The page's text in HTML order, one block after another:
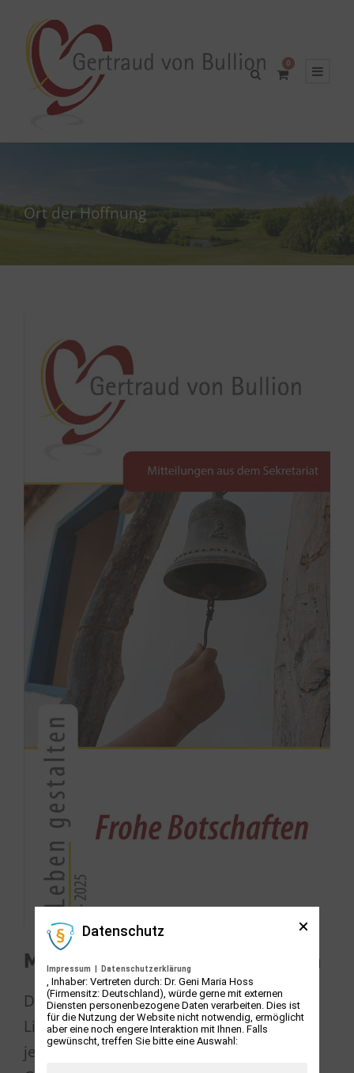
0
Ort der Hoffnung
Mitteilung – Frohe Botschaften
Die Frohe Botschaft von der unendlichen
Liebe Gottes zu uns Menschen nimmt in
jedem Leben eine unverwechselbare
Datenschutz
Impressum Datenschutzerklärung
, Inhaber: Vertreten durch: Dr. Geni Maria Hoss
(Firmensitz: Deutschland), würde gerne mit externen
Diensten personenbezogene Daten verarbeiten. Dies ist
für die Nutzung der Website nicht notwendig, ermöglicht
aber eine noch engere Interaktion mit Ihnen. Falls
gewünscht, treffen Sie bitte eine Auswahl: